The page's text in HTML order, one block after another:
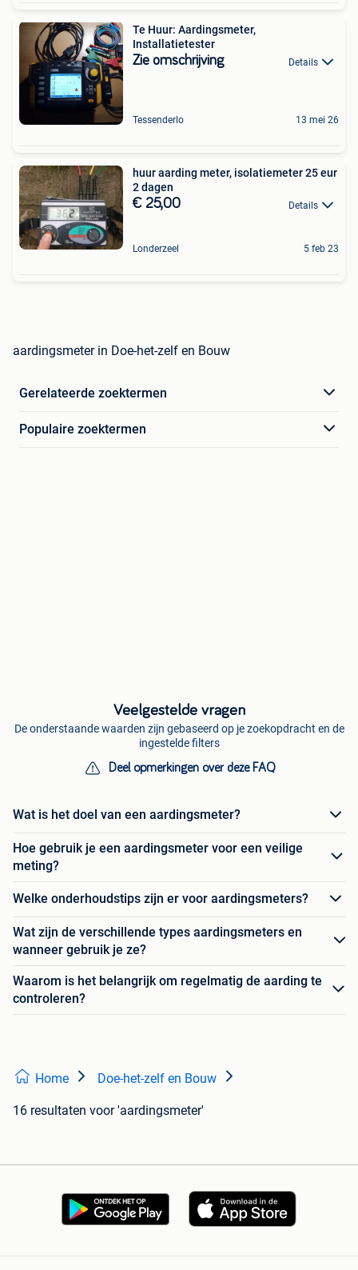
Te Huur: Aardingsmeter,
Installatietester
Zie omschrijving Details
Tessenderlo 13 mei 26
huur aarding meter, isolatiemeter 25 eur
2 dagen
€ 25,00 Details
Londerzeel 5 feb 23
aardingsmeter in Doe-het-zelf en Bouw
Gerelateerde zoektermen
Populaire zoektermen
Veelgestelde vragen
De onderstaande waarden zijn gebaseerd op je zoekopdracht en de
ingestelde filters
Deel opmerkingen over deze FAQ
Wat is het doel van een aardingsmeter?
Hoe gebruik je een aardingsmeter voor een veilige
meting?
Welke onderhoudstips zijn er voor aardingsmeters?
Wat zijn de verschillende types aardingsmeters en
wanneer gebruik je ze?
Waarom is het belangrijk om regelmatig de aarding te
controleren?
Home Doe-het-zelf en Bouw
16 resultaten voor 'aardingsmeter'